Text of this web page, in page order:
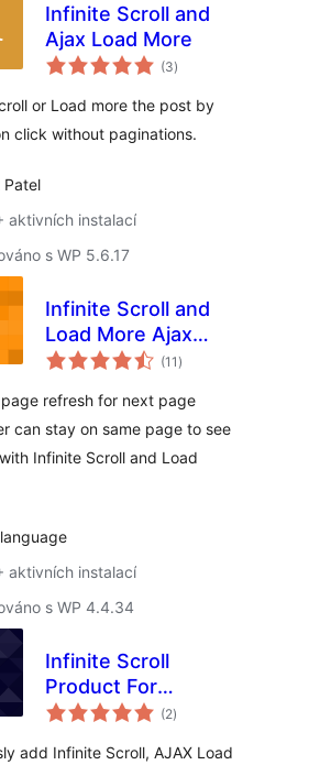
Infinite Scroll and
Ajax Load More
(3celkové
hodnocení
)
or Load more the post by
click without paginations.
Patel
aktivních instalací
s WP 5.6.17
Infinite Scroll and
Load More Ajax
Pagination
(11 celkové
hodnocení
)
refresh for next page
can stay on same page to see
Infinite Scroll and Load
aktivních instalací
s WP 4.4.34
Infinite Scroll
Product For
WooCommerce
(2celkové
hodnocení
)
add Infinite Scroll, AJAX Load